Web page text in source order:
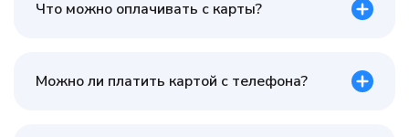
Что можно оплачивать с карты?
Можно ли платить картой с телефона?